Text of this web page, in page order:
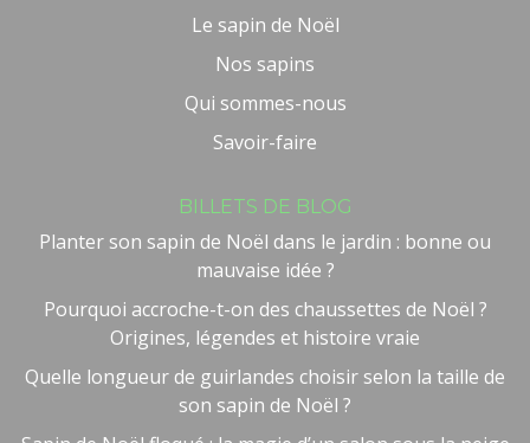
Le sapin de Noël
Nos sapins
Qui sommes-nous
Savoir-faire
BILLETS DE BLOG
Planter son sapin de Noël dans le jardin : bonne ou
mauvaise idée ?
Pourquoi accroche-t-on des chaussettes de Noël ?
Origines, légendes et histoire vraie
Quelle longueur de guirlandes choisir selon la taille de
son sapin de Noël ?